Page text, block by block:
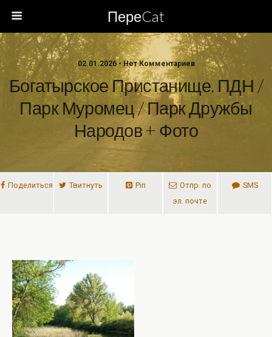
ПереCat
02.01.2026 • Нет Комментариев
Богатырское Пристанище. ПДН /
Парк Муромец / Парк Дружбы
Народов + Фото
Поделиться Твитнуть Pin
Отпр. по
эл. почте
SMS